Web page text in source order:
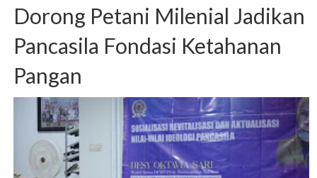
Dorong Petani Milenial Jadikan
Pancasila Fondasi Ketahanan
Pangan